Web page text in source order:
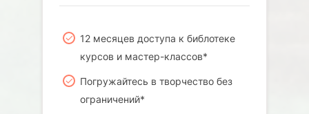
12 месяцев доступа к библотеке
курсов и мастер-классов*
Погружайтесь в творчество без
ограничений*